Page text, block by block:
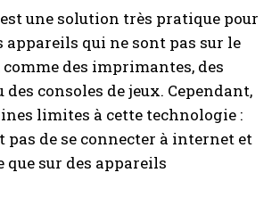
une solution très pratique pour
appareils qui ne sont pas sur le
comme des imprimantes, des
consoles de jeux. Cependant,
limites à cette technologie :
pas de se connecter à internet et
sur des appareils